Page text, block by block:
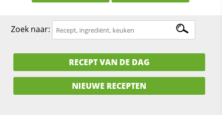
Zoek naar:
RECEPT VAN DE DAG
NIEUWE RECEPTEN